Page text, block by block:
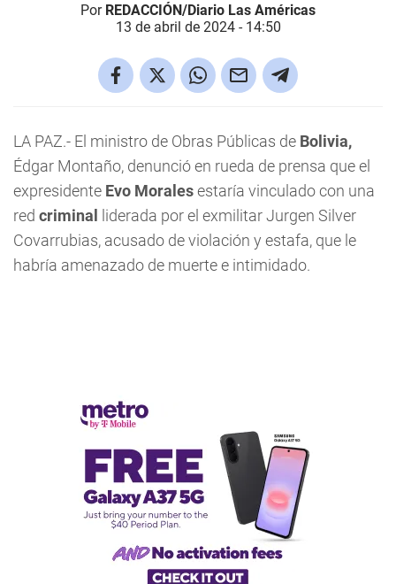
Por REDACCIÓN/Diario Las Américas
13 de abril de 2024 - 14:50
LA PAZ.- El ministro de Obras Públicas de Bolivia,
Édgar Montaño, denunció en rueda de prensa que el
expresidente Evo Moralesestaría vinculado con una
red criminal
liderada por el exmilitar Jurgen Silver
Covarrubias, acusado de violación y estafa, que le
habría amenazado de muerte e intimidado.